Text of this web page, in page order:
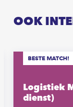
OOK
Logistiek
dienst)
BESTE MATCH!